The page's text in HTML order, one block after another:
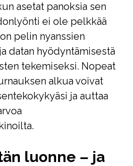
asetat panoksia sen
ei ole pelkkää
pelin nyanssien
datan hyödyntämisestä
tekemiseksi. Nopeat
alkua voivat
ja auttaa
luonne – ja